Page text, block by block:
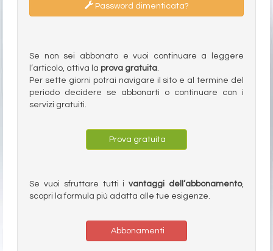
Password dimenticata?
Se non sei abbonato e vuoi continuare a leggere
l’articolo, attiva la prova gratuita.
Per sette giorni potrai navigare il sito e al termine del
periodo decidere se abbonarti o continuare con i
servizi gratuiti.
Prova gratuita
Se vuoi sfruttare tutti ivantaggi dell’abbonamento,
scopri la formula più adatta alle tue esigenze.
Abbonamenti